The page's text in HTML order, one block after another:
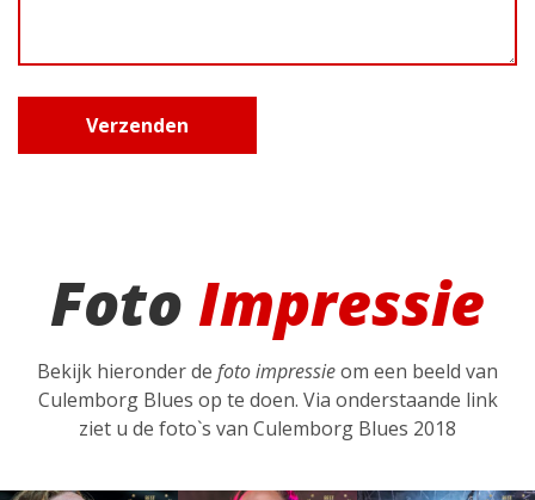
Foto Impressie
Bekijk hieronder de foto impressieom een beeld van
Culemborg Blues op te doen. Via onderstaande link
ziet u de foto`s van Culemborg Blues 2018